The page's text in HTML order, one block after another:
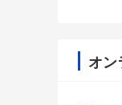
オン